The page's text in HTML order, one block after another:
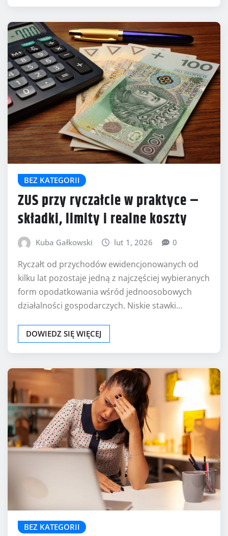
BEZ KATEGORII
ZUS przy ryczałcie w praktyce –
składki, limity i realne koszty
Kuba Gałkowski lut 1, 2026 0
Ryczałt od przychodów ewidencjonowanych od
kilku lat pozostaje jedną z najczęściej wybieranych
form opodatkowania wśród jednoosobowych
działalności gospodarczych. Niskie stawki…
DOWIEDZ SIĘ WIĘCEJ
BEZ KATEGORII